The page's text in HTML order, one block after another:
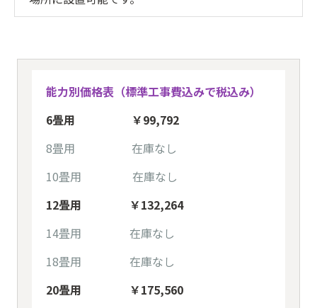
能力別価格表（標準工事費込みで税込み）
6畳用 ￥99,792
8畳用 在庫なし
10畳用 在庫なし
12畳用 ￥132,264
14畳用 在庫なし
18畳用 在庫なし
20畳用 ￥175,560